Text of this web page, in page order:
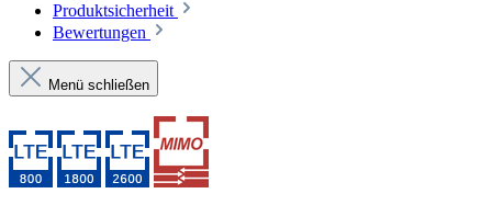
Produktsicherheit
Bewertungen
Menü schließen